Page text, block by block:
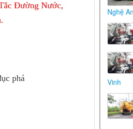
Đường Nước,
phá
Nghệ An
Vinh